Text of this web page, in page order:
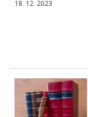
18. 12. 2023